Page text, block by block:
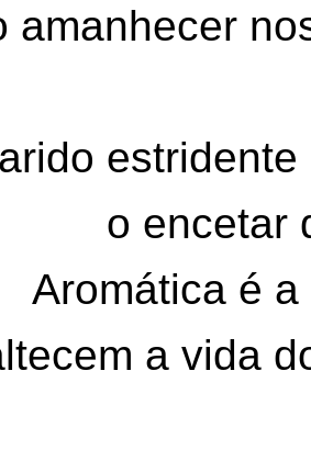
amanhecer
o encetar
Aromática é
a vida